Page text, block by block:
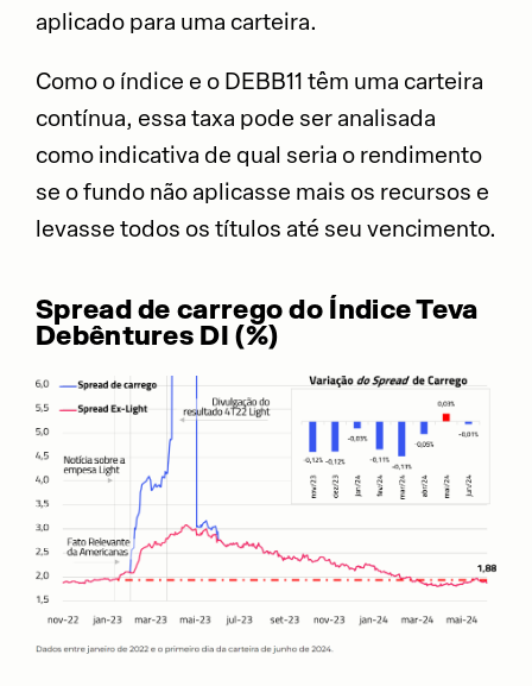
aplicado para uma carteira.
Como o índice e o DEBB11 têm uma carteira
contínua, essa taxa pode ser analisada
como indicativa de qual seria o rendimento
se o fundo não aplicasse mais os recursos e
levasse todos os títulos até seu vencimento.
Spread de carrego do Índice Teva
Debêntures DI (%)